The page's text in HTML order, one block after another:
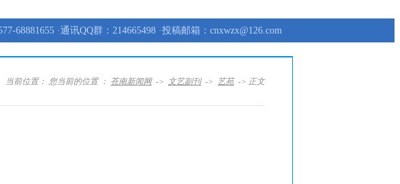
68881655 ·通讯QQ群：214665498 ·投稿邮箱：cnxwzx@126.com
当前位置： 您当前的位置 ： 苍南新闻网-> 文艺副刊-> 艺苑 -> 正文